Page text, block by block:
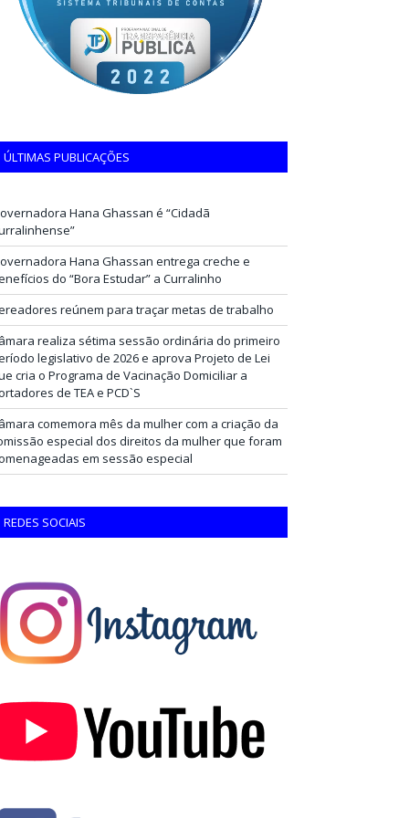
ÚLTIMAS PUBLICAÇÕES
Hana Ghassan é “Cidadã
Hana Ghassan entrega creche e
do “Bora Estudar” a Curralinho
reúnem para traçar metas de trabalho
realiza sétima sessão ordinária do primeiro
legislativo de 2026 e aprova Projeto de Lei
cria o Programa de Vacinação Domiciliar a
de TEA e PCD`S
comemora mês da mulher com a criação da
especial dos direitos da mulher que foram
em sessão especial
REDES SOCIAIS